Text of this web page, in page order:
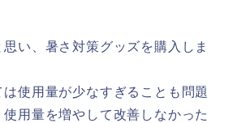
い、暑さ対策グッズを購入しま
は使用量が少なすぎることも問題
用量を増やして改善しなかった